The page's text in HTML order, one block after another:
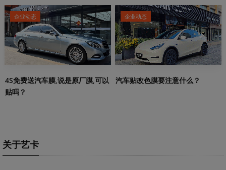
企业动态
4S免费送汽车膜,说是原厂膜,可以
贴吗？
企业动态
汽车贴改色膜要注意什么？
关于艺卡